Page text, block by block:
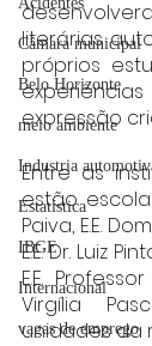
Câmara municipal
Belo Horizonte
meio ambiente
Industria
Estatística
IBGE
Internacional
vagas de emprego
literárias
próprios
expressão
Entre as
estão
Paiva, E.E.
E.E. Dr. Luiz
E.E.
Virgília
unidades da